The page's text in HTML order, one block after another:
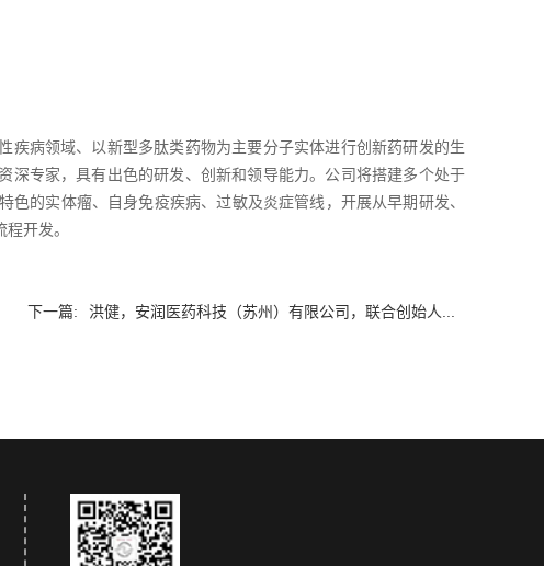
疾病领域、以新型多肽类药物为主要分子实体进行创新药研发的生
深专家，具有出色的研发、创新和领导能力。公司将搭建多个处于
的实体瘤、自身免疫疾病、过敏及炎症管线，开展从早期研发、
开发。
下一篇: 洪健，安润医药科技（苏州）有限公司，联合创始人...